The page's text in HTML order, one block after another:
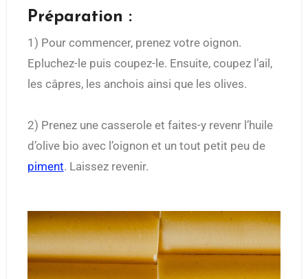
Préparation :
1) Pour commencer, prenez votre oignon.
Epluchez-le puis coupez-le. Ensuite, coupez l’ail,
les câpres, les anchois ainsi que les olives.
2) Prenez une casserole et faites-y revenr l’huile
d’olive bio avec l’oignon et un tout petit peu de
piment. Laissez revenir.